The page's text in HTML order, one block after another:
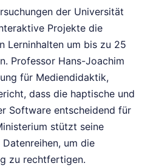
der Universität
Projekte die
Lerninhalten um bis zu 25
Professor Hans-Joachim
für Mediendidaktik,
dass die haptische und
Software entscheidend für
stützt seine
um die
zu rechtfertigen.